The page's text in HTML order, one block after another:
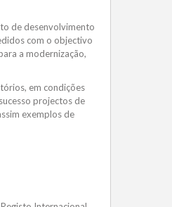
de desenvolvimento
com o objectivo
a modernização,
em condições
projectos de
exemplos de